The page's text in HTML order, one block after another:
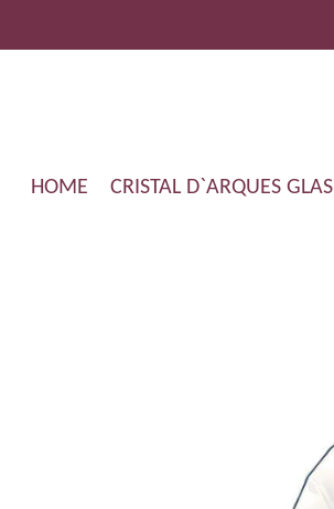
Hauptinhalt
HOME CRISTAL D`ARQUES GLAS